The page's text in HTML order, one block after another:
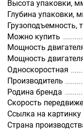
Высота упаковки,
Глубина упаковки,
Грузоподъемность, т
Можно купить
Мощность
Мощность
Односкоростная
Производитель
Родина бренда
Скорость
Ссылка на картинку
Страна